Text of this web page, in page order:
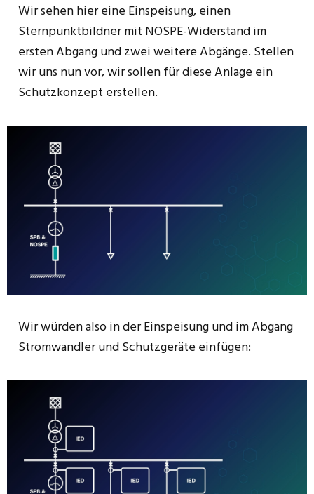
Wir sehen hier eine Einspeisung, einen
Sternpunktbildner mit NOSPE-Widerstand im
ersten Abgang und zwei weitere Abgänge. Stellen
wir uns nun vor, wir sollen für diese Anlage ein
Schutzkonzept erstellen.
Wir würden also in der Einspeisung und im Abgang
Stromwandler und Schutzgeräte einfügen: